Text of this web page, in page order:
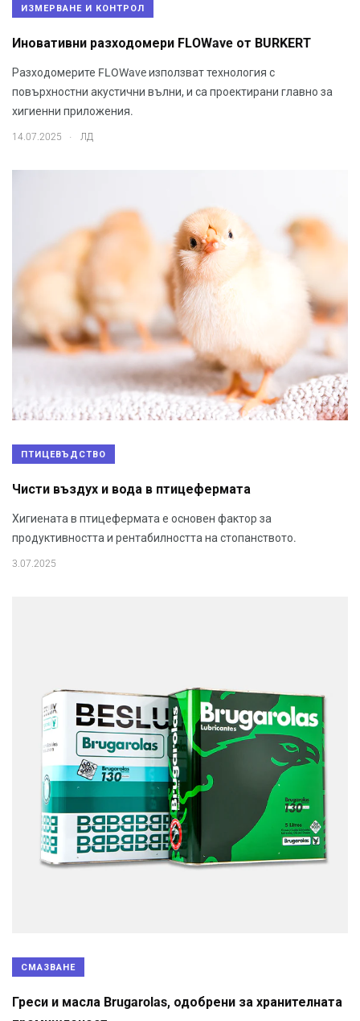
ИЗМЕРВАНЕ И КОНТРОЛ
Иновативни разходомери FLOWave от BURKERT
Разходомерите FLOWave използват технология с
повърхностни акустични вълни, и са проектирани главно за
хигиенни приложения.
14.07.2025 . ЛД
ПТИЦЕВЪДСТВО
Чисти въздух и вода в птицефермата
Хигиената в птицефермата е основен фактор за
продуктивността и рентабилността на стопанството.
3.07.2025
СМАЗВАНЕ
Греси и масла Brugarolas, одобрени за хранителната